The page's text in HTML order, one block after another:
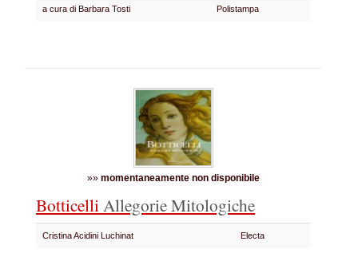
a cura di Barbara Tosti Polistampa
»» momentaneamente non disponibile
BotticelliAllegorie Mitologiche
Cristina Acidini Luchinat Electa